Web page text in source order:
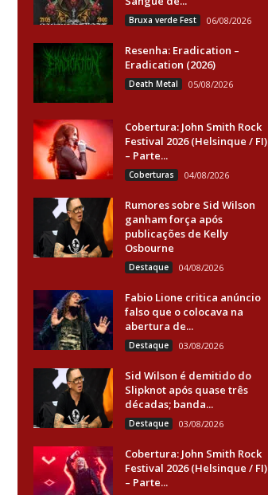
Bruxa verde Fest 06/08/2026
Resenha: Eradication –
Eradication (2026)
Death Metal 05/08/2026
Cobertura: John Smith Rock
Festival 2026 (Helsinque / FI)
– Parte...
Coberturas 04/08/2026
Rumores sobre Sid Wilson
ganham força após
publicações de Kelly
Osbourne
Destaque 04/08/2026
Fabio Lione critica anúncio
falso que o colocava na
abertura de...
Destaque 03/08/2026
Sid Wilson é demitido do
Slipknot após quase três
décadas; banda...
Destaque 03/08/2026
Cobertura: John Smith Rock
Festival 2026 (Helsinque / FI)
– Parte...